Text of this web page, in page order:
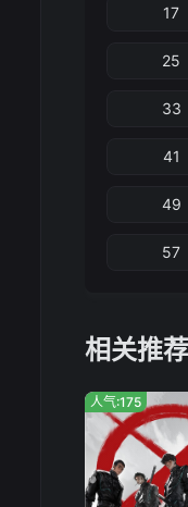
17
25
33
41
49
57
相关推荐
人气:175